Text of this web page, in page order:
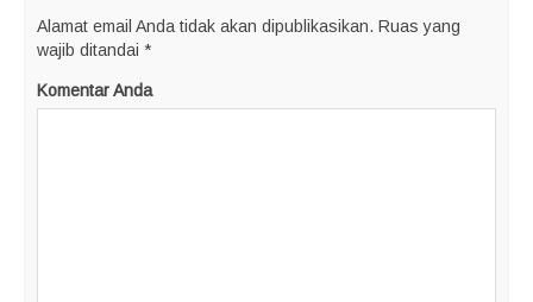
Alamat email Anda tidak akan dipublikasikan. Ruas yang
wajib ditandai *
Komentar Anda